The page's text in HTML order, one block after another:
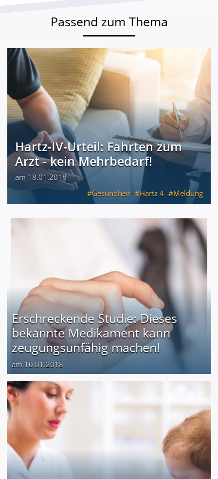
Passend zum Thema
Hartz-IV-Urteil: Fahrten zum
Arzt - kein Mehrbedarf!
am 18.01.2018
Gesundheit
Hartz 4 Meldung
Erschreckende Studie: Dieses
bekannte Medikament kann
zeugungsunfähig machen!
am 10.01.2018